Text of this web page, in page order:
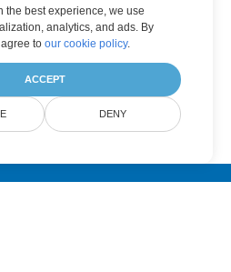
the best experience, we use
analytics, and ads. By
to our cookie policy.
ACCEPT
DENY